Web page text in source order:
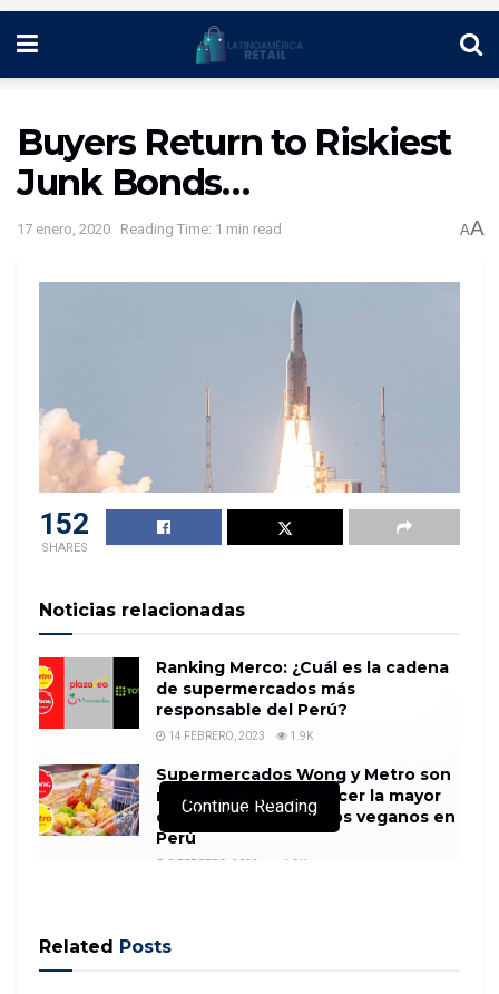
Buyers Return to Riskiest
Junk Bonds…
17 enero, 2020 Reading Time: 1 min read AA
152
SHARES
Noticias relacionadas
Ranking Merco: ¿Cuál es la cadena
de supermercados más
responsable del Perú?
14 FEBRERO, 2023 1.9K
Supermercados Wong y Metro son
reconocidos por ofrecer la mayor
cantidad de productos veganos en
Perú
8 FEBRERO, 2023 1.9K
Continue Reading
Related Posts